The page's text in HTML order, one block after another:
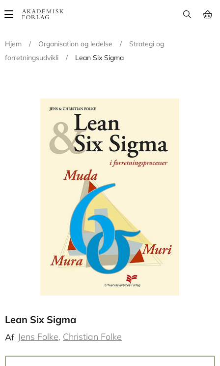
Main
Hjem
/ Organisation og ledelse /
Strategi og
forretningsudvikli
/ Lean Six Sigma
Lean Six Sigma
Af Jens Folke Christian Folke